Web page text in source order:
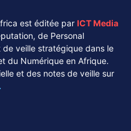
est éditée par ICT Media
de Personal
veille stratégique dans le
du Numérique en Afrique.
et des notes de veille sur